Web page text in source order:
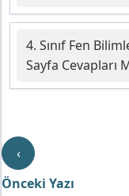
4. Sınıf Fen
Sayfa Cevapları
‹
Önceki Yazı